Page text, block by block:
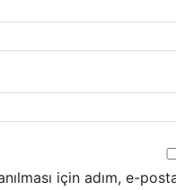
için adım, e-